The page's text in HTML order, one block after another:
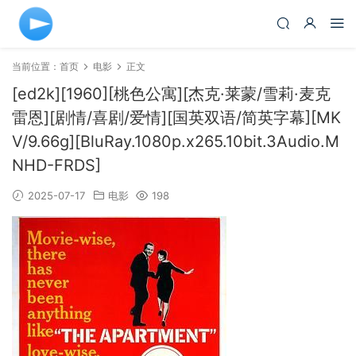
当前位置： 首页 电影 正文
[ed2k][1960][桃色公寓][杰克·莱蒙/雪莉·麦克
雷恩][剧情/喜剧/爱情][国英双语/简英字幕][MK
V/9.66g][BluRay.1080p.x265.10bit.3Audio.M
NHD-FRDS]
2025-07-17 电影 198